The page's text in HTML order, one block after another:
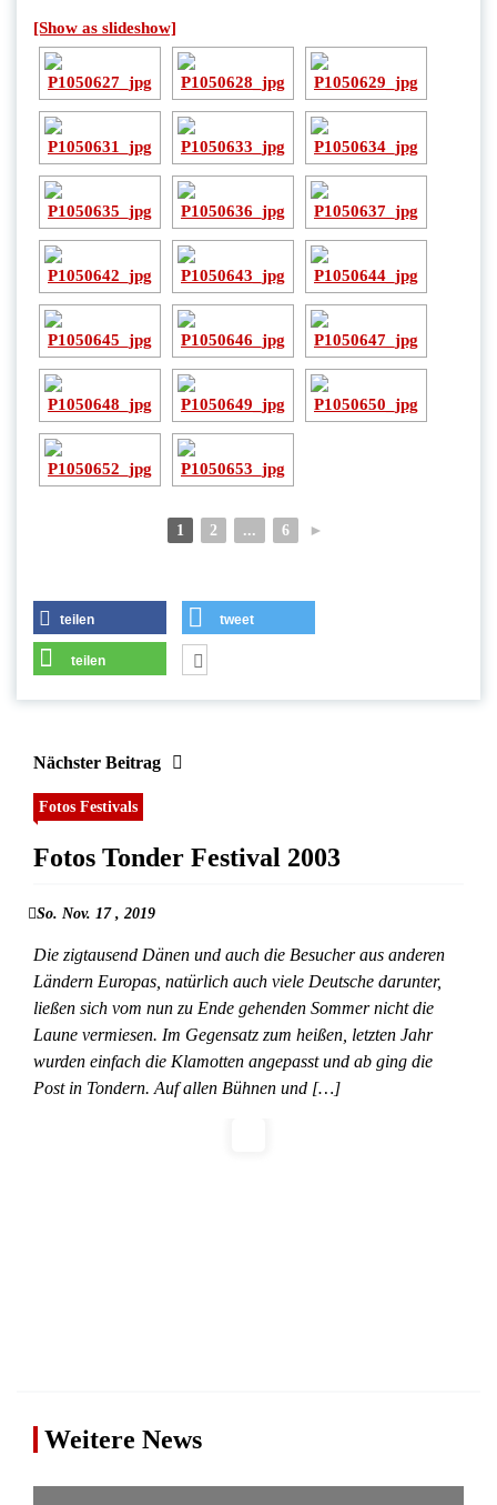
[Show as slideshow]
1 2 ... 6 ►
teilen tweet
teilen
Nächster Beitrag
Fotos Festivals
Fotos Tonder Festival 2003
So. Nov. 17 , 2019
Die zigtausend Dänen und auch die Besucher aus anderen
Ländern Europas, natürlich auch viele Deutsche darunter,
ließen sich vom nun zu Ende gehenden Sommer nicht die
Laune vermiesen. Im Gegensatz zum heißen, letzten Jahr
wurden einfach die Klamotten angepasst und ab ging die
Post in Tondern. Auf allen Bühnen und […]
Weitere News